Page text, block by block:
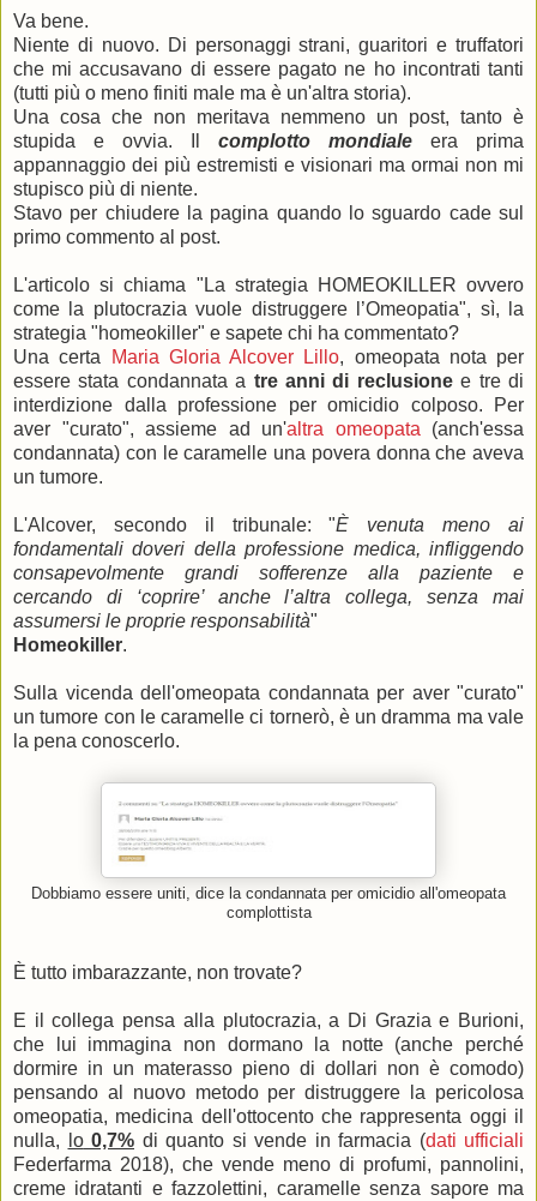
Va bene.
Niente di nuovo. Di personaggi strani, guaritori e truffatori
che mi accusavano di essere pagato ne ho incontrati tanti
(tutti più o meno finiti male ma è un'altra storia).
Una cosa che non meritava nemmeno un post, tanto è
stupida e ovvia. Il complotto mondiale era prima
appannaggio dei più estremisti e visionari ma ormai non mi
stupisco più di niente.
Stavo per chiudere la pagina quando lo sguardo cade sul
primo commento al post.
L'articolo si chiama "La strategia HOMEOKILLER ovvero
come la plutocrazia vuole distruggere l’Omeopatia", sì, la
strategia "homeokiller" e sapete chi ha commentato?
Una certa
Maria Gloria Alcover Lillo, omeopata nota per
essere stata condannata a tre anni di reclusionee tre di
interdizione dalla professione per omicidio colposo. Per
aver "curato", assieme ad un'altra omeopata (anch'essa
condannata) con le caramelle una povera donna che aveva
un tumore.
L'Alcover, secondo il tribunale: "È venuta meno ai
fondamentali doveri della professione medica, infliggendo
consapevolmente grandi sofferenze alla paziente e
cercando di ‘coprire’ anche l’altra collega, senza mai
assumersi le proprie responsabilità"
Homeokiller.
Sulla vicenda dell'omeopata condannata per aver "curato"
un tumore con le caramelle ci tornerò, è un dramma ma vale
la pena conoscerlo.
Dobbiamo essere uniti, dice la condannata per omicidio all'omeopata
complottista
È tutto imbarazzante, non trovate?
E il collega pensa alla plutocrazia, a Di Grazia e Burioni,
che lui immagina non dormano la notte (anche perché
dormire in un materasso pieno di dollari non è comodo)
pensando al nuovo metodo per distruggere la pericolosa
omeopatia, medicina dell'ottocento che rappresenta oggi il
nulla,
lo0,7% di quanto si vende in farmacia (dati ufficiali
Federfarma 2018), che vende meno di profumi, pannolini,
creme idratanti e fazzolettini, caramelle senza sapore ma